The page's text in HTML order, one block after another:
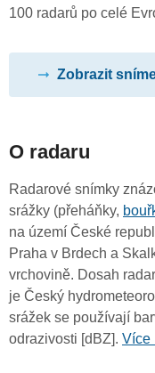
100 radarů po celé
Zobrazit
O radaru
Radarové snímky
srážky (přeháňky,
na území České
Praha v Brdech a
vrchovině. Dosah
je Český
srážek se používají
odrazivosti [dBZ]. Více